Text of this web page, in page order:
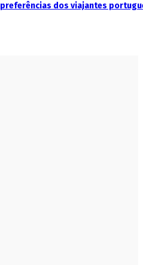
dos viajantes